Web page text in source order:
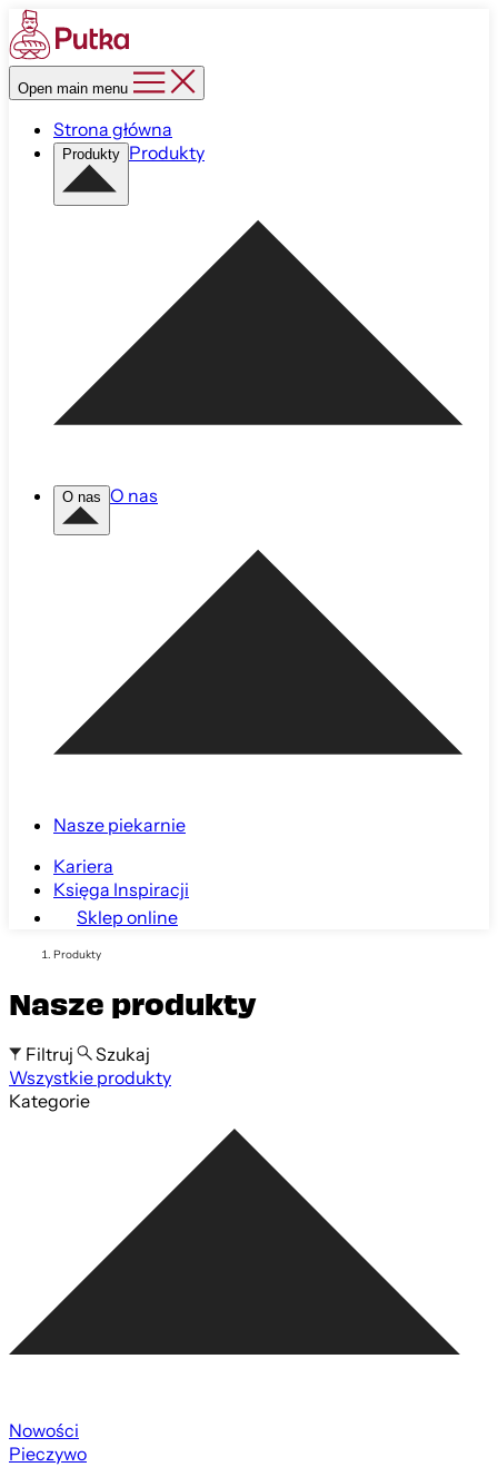
Open main menu
Strona główna
Produkty Produkty
O nas O nas
Nasze piekarnie
Kariera
Księga Inspiracji
Sklep online
Produkty
Nasze produkty
Filtruj
Szukaj
Wszystkie produkty
Szukaj po nazwie produktu
Kategorie
Nowości
Pieczywo